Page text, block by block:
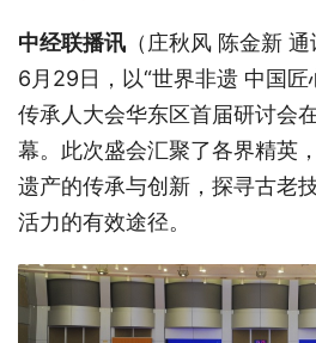
中经联播讯 （庄秋风 陈金新 通
6月29日，以“世界非遗 中国
传承人大会华东区首届研讨会
幕。此次盛会汇聚了各界精英
遗产的传承与创新，探寻古老
活力的有效途径。